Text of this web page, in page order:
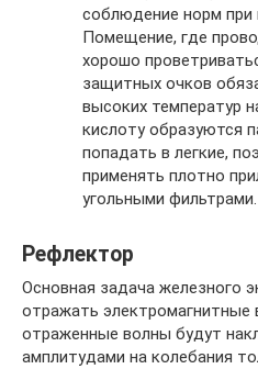
соблюдение норм при
Помещение, где
хорошо
защитных очков
высоких температур
кислоту образуются
попадать в легкие,
применять плотно
угольными фильтрами.
Рефлектор
Основная задача железного
отражать электромагнитные
отраженные волны будут
амплитудами на колебания